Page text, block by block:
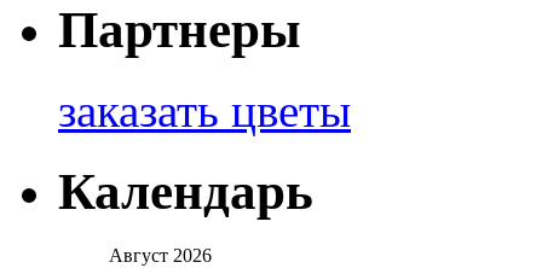
Партнеры
заказать цветы
Календарь
Август 2026